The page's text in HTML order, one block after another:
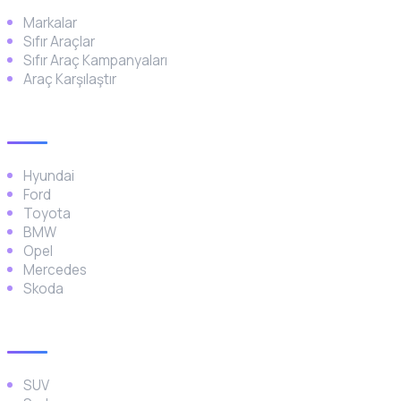
Markalar
Sıfır Araçlar
Sıfır Araç Kampanyaları
Araç Karşılaştır
Hyundai
Ford
Toyota
BMW
Opel
Mercedes
Skoda
SUV